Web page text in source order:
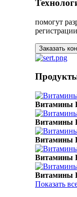
помогут
Заказать
Витамины
Витамины
Витамины
Витамины
Витамины
Показать